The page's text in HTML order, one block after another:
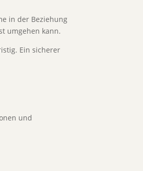
in der Beziehung
umgehen kann.
Ein sicherer
und